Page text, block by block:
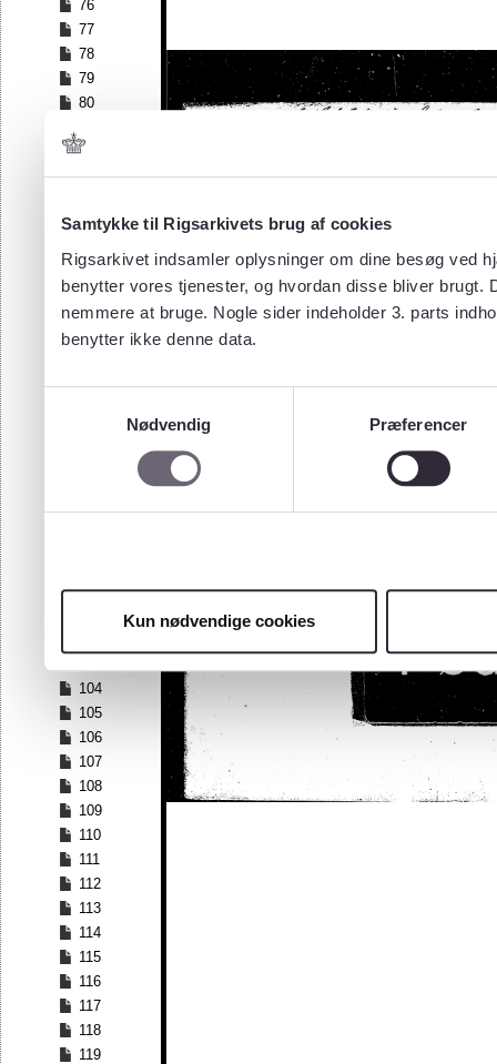
Samtykke til Rigsarkivets brug af cookies
Rigsarkivet indsamler oplysninger om dine besøg ved
benytter vores tjenester, og hvordan disse bliver
nemmere at bruge. Nogle sider indeholder 3. parts
benytter ikke denne data.
Nødvendig
Præferencer
Kun nødvendige cookies
76
77
78
79
80
82
83
85
87
88
89
90
97
100
104
105
106
107
108
109
110
111
112
113
114
115
116
117
118
119